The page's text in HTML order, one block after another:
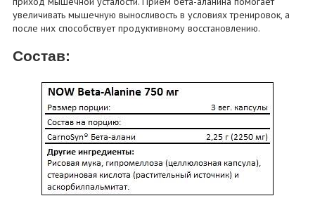
увеличивать мышечную выносливость в условиях тренировок, а
после них способствует продуктивному восстановлению.
Состав: